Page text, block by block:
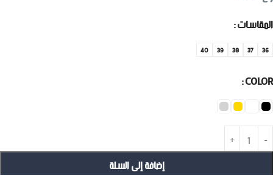
المقاسات
36
37
38
39
40
COLOR
إضافة إلى السلة